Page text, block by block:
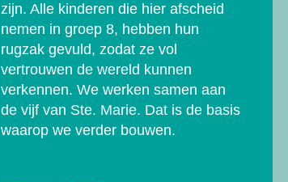
zijn. Alle kinderen die hier afscheid
nemen in groep 8, hebben hun
rugzak gevuld, zodat ze vol
vertrouwen de wereld kunnen
verkennen. We werken samen aan
de vijf van Ste. Marie. Dat is de basis
waarop we verder bouwen.